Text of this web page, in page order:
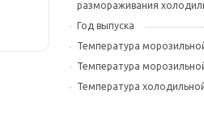
размораживания
Год выпуска
Температура
Температура
Температура